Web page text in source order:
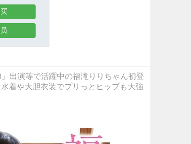
出演等で活躍中の福滝りりちゃん初登
着や大胆衣装でプリっとヒップも大強